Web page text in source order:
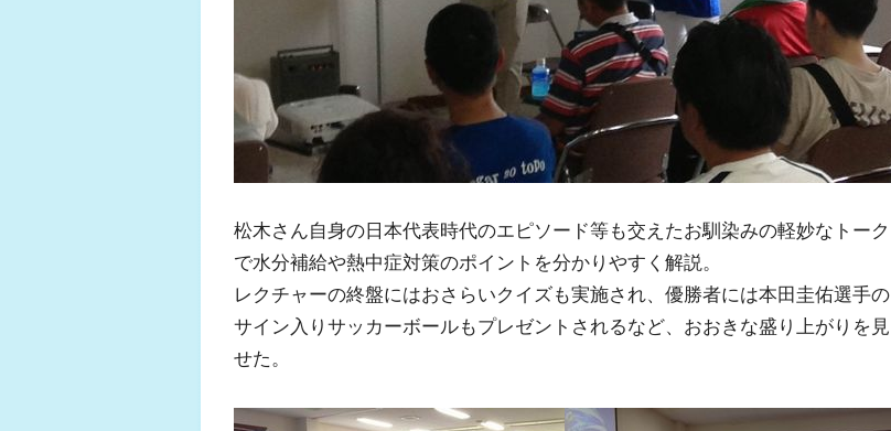
松木さん自身の日本代表時代のエピソード等も交えたお馴染みの軽妙なトーク
で水分補給や熱中症対策のポイントを分かりやすく解説。
レクチャーの終盤にはおさらいクイズも実施され、優勝者には本田圭佑選手の
サイン入りサッカーボールもプレゼントされるなど、おおきな盛り上がりを見
せた。
ふくらはぎの張りや疲れに
ジュニアレッグリカバリー
人気No.1商品
テクダマ